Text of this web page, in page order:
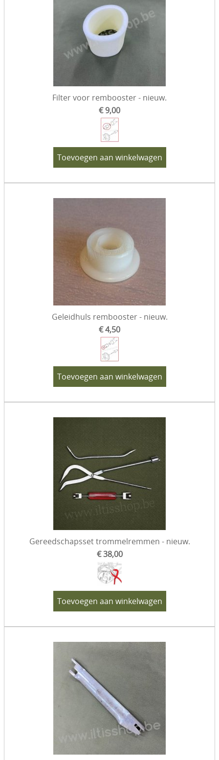
Filter voor rembooster - nieuw.
€ 9,00
Toevoegen aan winkelwagen
Geleidhuls rembooster - nieuw.
€ 4,50
Toevoegen aan winkelwagen
Gereedschapsset trommelremmen - nieuw.
€ 38,00
Toevoegen aan winkelwagen